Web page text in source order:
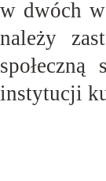
w dwóch
należy
instytucji